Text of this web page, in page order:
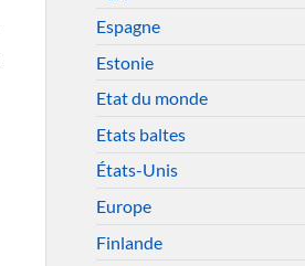
Espagne
Estonie
Etat du monde
Etats baltes
États-Unis
Europe
Finlande